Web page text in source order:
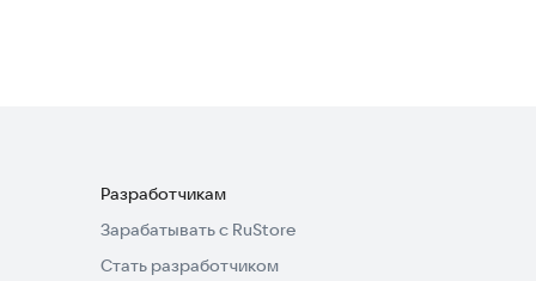
Разработчикам
Зарабатывать с RuStore
Стать разработчиком